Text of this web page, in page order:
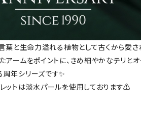
言葉と生命力溢れる植物として古くから愛
アームをポイントに、きめ細やかなテリ
年シリーズです✨
ットは淡水パールを使用しております⚠️